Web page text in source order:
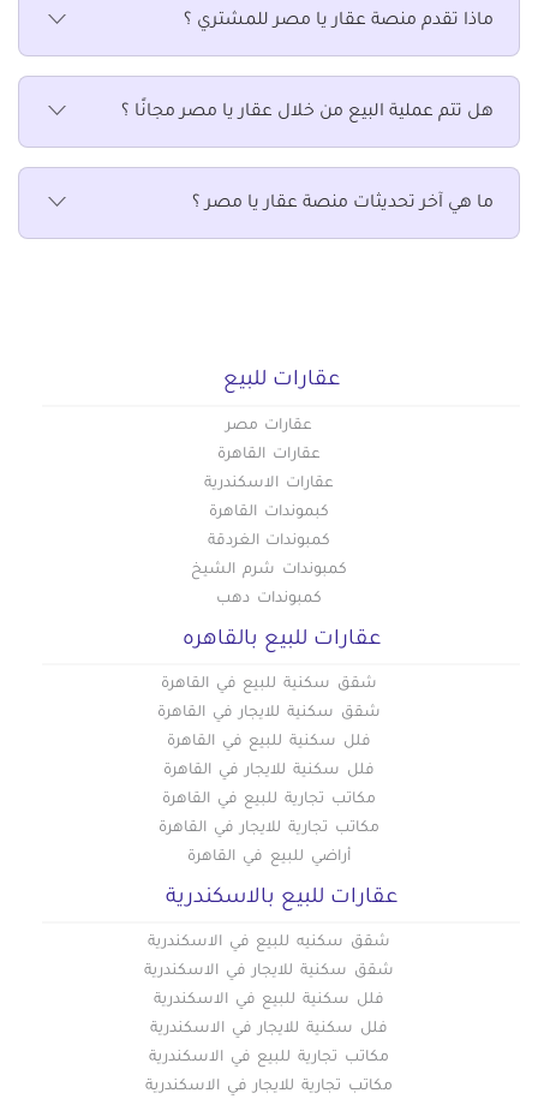
ماذا تقدم منصة عقار يا مصر للمشتري ؟
هل تتم عملية البيع من خلال عقار يا مصر مجانًا ؟
ما هي آخر تحديثات منصة عقار يا مصر ؟
عقارات للبيع
عقارات مصر
عقارات القاهرة
عقارات الاسكندرية
كبموندات القاهرة
كمبوندات الغردقة
كمبوندات شرم الشيخ
كمبوندات دهب
عقارات للبيع بالقاهره
شقق سكنية للبيع في القاهرة
شقق سكنية للايجار في القاهرة
فلل سكنية للبيع في القاهرة
فلل سكنية للايجار في القاهرة
مكاتب تجارية للبيع في القاهرة
مكاتب تجارية للايجار في القاهرة
أراضي للبيع في القاهرة
عقارات للبيع بالاسكندرية
شقق سكنيه للبيع في الاسكندرية
شقق سكنية للايجار في الاسكندرية
فلل سكنية للبيع في الاسكندرية
فلل سكنية للايجار في الاسكندرية
مكاتب تجارية للبيع في الاسكندرية
مكاتب تجارية للايجار في الاسكندرية